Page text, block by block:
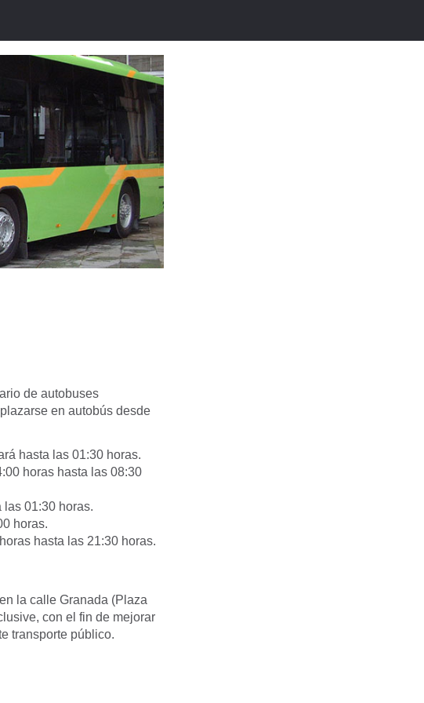
de autobuses
en autobús desde
hasta las 01:30 horas.
horas hasta las 08:30
01:30 horas.
horas.
hasta las 21:30 horas.
la calle Granada (Plaza
con el fin de mejorar
transporte público.